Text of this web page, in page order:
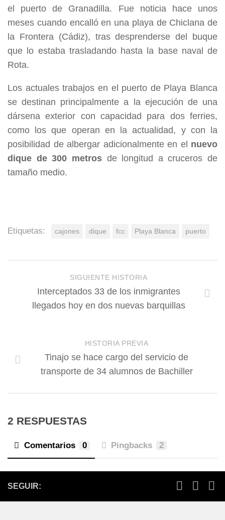
el puerto de Granadilla. Fue noticia hace unos
meses cuando encalló en una playa de Chiclana de
la Frontera (Cádiz), tras desprenderse del buque
que lo estaba trasladando hasta la base naval de
Rota.
Los actuales trabajos en el puerto de Playa Blanca
se destinan principalmente a la ejecución de una
dársena exterior con capacidad para dos ferries,
como los que operan en la actualidad, y con la
posibilidad de albergar adicionalmente en el nuevo
dique de 300 metrosde longitud a cruceros de
tamaño medio.
Etiquetas: cajones dique fcc Playa Blanca puerto
SIGUIENTE HISTORIA
Interceptados 33 de los inmigrantes
llegados hoy en dos nuevas barquillas
HISTORIA PREVIA
Tinajo se hace cargo del servicio de
transporte de 34 alumnos de Bachiller
2 RESPUESTAS
Comentarios 0 Pingbacks 2
SEGUIR: